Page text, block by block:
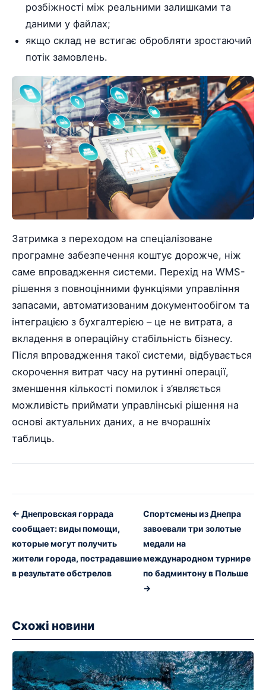
розбіжності між реальними залишками та
даними у файлах;
якщо склад не встигає обробляти зростаючий
потік замовлень.
Затримка з переходом на спеціалізоване
програмне забезпечення коштує дорожче, ніж
саме впровадження системи. Перехід на WMS-
рішення з повноцінними функціями управління
запасами, автоматизованим документообігом та
інтеграцією з бухгалтерією – це не витрата, а
вкладення в операційну стабільність бізнесу.
Після впровадження такої системи, відбувається
скорочення витрат часу на рутинні операції,
зменшення кількості помилок і з’являється
можливість приймати управлінські рішення на
основі актуальних даних, а не вчорашніх
таблиць.
← Днепровская горрада
сообщает: виды помощи,
которые могут получить
жители города, пострадавшие
в результате обстрелов
Спортсмены из Днепра
завоевали три золотые
медали на
международном турнире
по бадминтону в Польше
→
Схожі новини